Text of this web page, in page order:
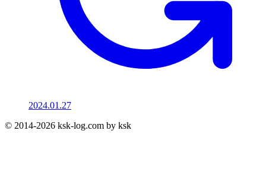
2024.01.27
© 2014-2026 ksk-log.com by ksk